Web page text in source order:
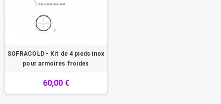
SOFRACOLD - Kit de 4 pieds inox
pour armoires froides
60,00 €